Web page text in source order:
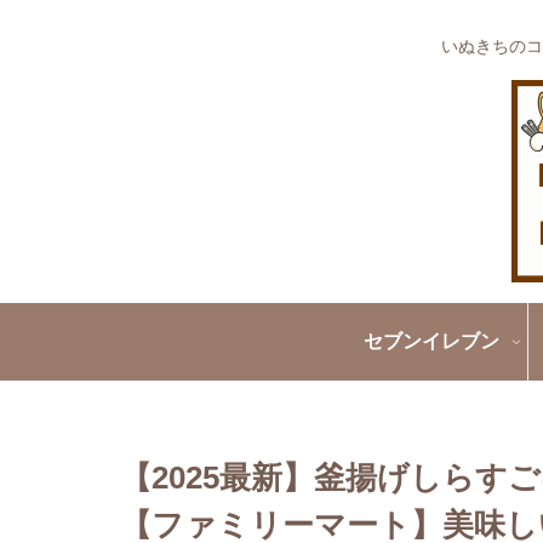
いぬきちの
セブンイレブン
【2025最新】釜揚げしらす
【ファミリーマート】美味